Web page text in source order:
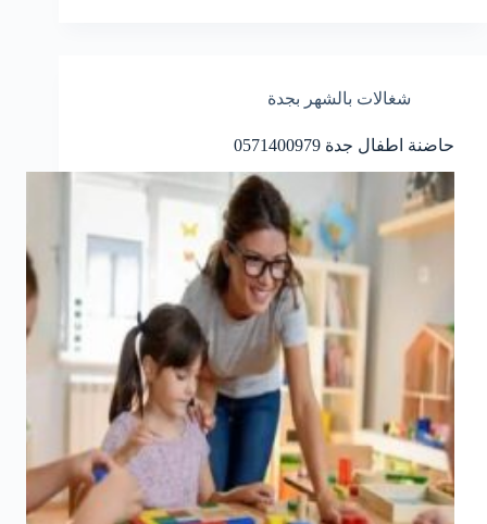
شغالات بالشهر بجدة
حاضنة اطفال جدة 0571400979